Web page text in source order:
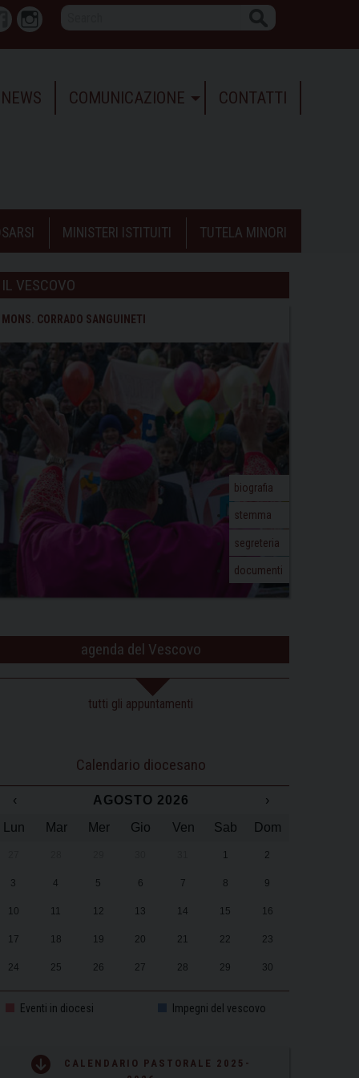
Instagram
NEWS COMUNICAZIONE CONTATTI
MINISTERI ISTITUITI TUTELA MINORI
IL VESCOVO
MONS. CORRADO SANGUINETI
biografia
stemma
segreteria
documenti
agenda del Vescovo
tutti gli appuntamenti
Calendario diocesano
‹ AGOSTO 2026
›
Lun
Mar Mer Gio Ven Sab Dom
1 2
3 4 5 6 7 8 9
10 11 12 13 14 15 16
17 18 19 20 21 22 23
24 25 26 27 28 29 30
Eventi in diocesi Impegni del vescovo
CALENDARIO PASTORALE 2025-